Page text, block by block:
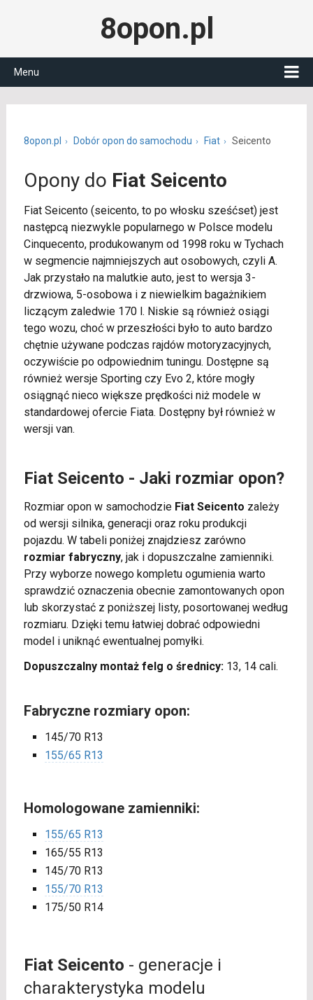
8opon.pl
Menu
8opon.pl Dobór opon do samochodu Fiat Seicento
Opony do Fiat Seicento
Fiat Seicento (seicento, to po włosku sześćset) jest
następcą niezwykle popularnego w Polsce modelu
Cinquecento, produkowanym od 1998 roku w Tychach
w segmencie najmniejszych aut osobowych, czyli A.
Jak przystało na malutkie auto, jest to wersja 3-
drzwiowa, 5-osobowa i z niewielkim bagażnikiem
liczącym zaledwie 170 l. Niskie są również osiągi
tego wozu, choć w przeszłości było to auto bardzo
chętnie używane podczas rajdów motoryzacyjnych,
oczywiście po odpowiednim tuningu. Dostępne są
również wersje Sporting czy Evo 2, które mogły
osiągnąć nieco większe prędkości niż modele w
standardowej ofercie Fiata. Dostępny był również w
wersji van.
Fiat Seicento - Jaki rozmiar opon?
Rozmiar opon w samochodzie Fiat Seicento zależy
od wersji silnika, generacji oraz roku produkcji
pojazdu. W tabeli poniżej znajdziesz zarówno
rozmiar fabryczny, jak i dopuszczalne zamienniki.
Przy wyborze nowego kompletu ogumienia warto
sprawdzić oznaczenia obecnie zamontowanych opon
lub skorzystać z poniższej listy, posortowanej według
rozmiaru. Dzięki temu łatwiej dobrać odpowiedni
model i uniknąć ewentualnej pomyłki.
Dopuszczalny montaż felg o średnicy:13, 14 cali.
Fabryczne rozmiary opon:
145/70 R13
155/65 R13
Homologowane zamienniki:
155/65 R13
165/55 R13
145/70 R13
155/70 R13
175/50 R14
Fiat Seicento - generacje i
charakterystyka modelu